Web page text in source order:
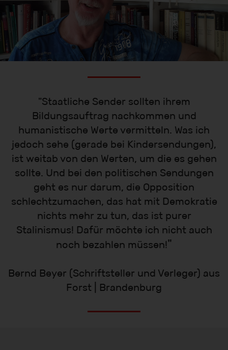
"Staatliche Sender sollten ihrem
Bildungsauftrag nachkommen und
humanistische Werte vermitteln. Was ich
jedoch sehe (gerade bei Kindersendungen),
ist weitab von den Werten, um die es gehen
sollte. Und bei den politischen Sendungen
geht es nur darum, die Opposition
schlechtzumachen, das hat mit Demokratie
nichts mehr zu tun, das ist purer
Stalinismus! Dafür möchte ich nicht auch
noch bezahlen müssen!"
Bernd Beyer (Schriftsteller und Verleger) aus
Forst | Brandenburg